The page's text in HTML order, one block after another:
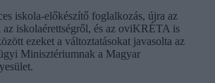
iskola-előkészítő foglalkozás, újra az
az iskolaérettségről, és az oviKRÉTA is
ezeket a változtatásokat javasolta az
Minisztériumnak a Magyar